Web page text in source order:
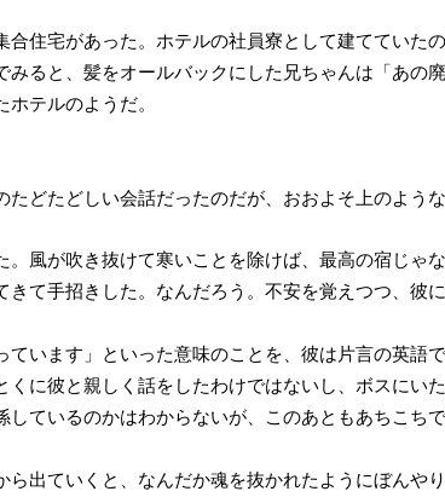
住宅があった。ホテルの社員寮として建てていたの
ると、髪をオールバックにした兄ちゃんは「あの
テルのようだ。
どたどしい会話だったのだが、おおよそ上のような
風が吹き抜けて寒いことを除けば、最高の宿じゃな
て手招きした。なんだろう。不安を覚えつつ、彼
います」といった意味のことを、彼は片言の英語で
に彼と親しく話をしたわけではないし、ボスにい
ているのかはわからないが、このあともあちこち
出ていくと、なんだか魂を抜かれたようにぼんや